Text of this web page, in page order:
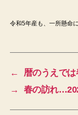
令和5年産も、一所懸命
←
暦のうえで
→
春の訪れ